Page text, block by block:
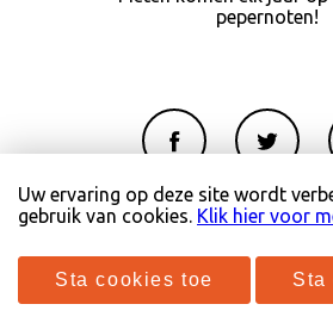
Uw ervaring op deze site wordt
gebruik van cookies. Klik hier voor
Sta cookies toe Sta
pepernoten!
Copyright 2026
Disclaimer &
Door: Nieuwbouw